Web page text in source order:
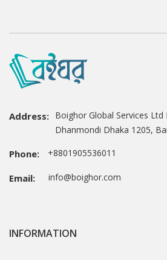
Address: Boighor Global Services Ltd
Dhanmondi Dhaka 1205,
Phone: +8801905536011
Email: info@boighor.com
INFORMATION